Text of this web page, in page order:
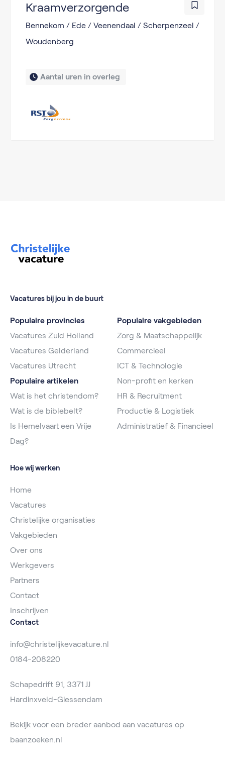
Kraamverzorgende
Bennekom / Ede / Veenendaal / Scherpenzeel /
Woudenberg
Aantal uren in overleg
Vacatures bij jou in de buurt
Populaire provincies
Vacatures Zuid Holland
Vacatures Gelderland
Vacatures Utrecht
Populaire artikelen
Wat is het christendom?
Wat is de biblebelt?
Is Hemelvaart een Vrije
Dag?
Populaire vakgebieden
Zorg & Maatschappelijk
Commercieel
ICT & Technologie
Non-profit en kerken
HR & Recruitment
Productie & Logistiek
Administratief & Financieel
Hoe wij werken
Home
Vacatures
Christelijke organisaties
Vakgebieden
Over ons
Werkgevers
Partners
Contact
Inschrijven
Contact
info@christelijkevacature.nl
0184-208220
Schapedrift 91, 3371 JJ
Hardinxveld-Giessendam
Bekijk voor een breder aanbod aan vacatures op
baanzoeken.nl